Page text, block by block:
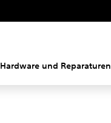
Hardware und Reparaturen